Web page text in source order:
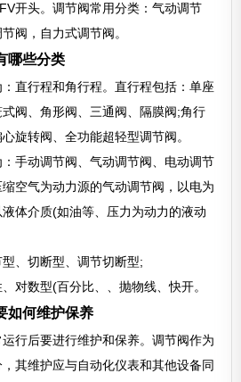
开头。调节阀常用分类：气动调节
阀，自力式调节阀。
哪些分类
直行程和角行程。直行程包括：单座
阀、角形阀、三通阀、隔膜阀;角行
旋转阀、全功能超轻型调节阀。
手动调节阀、气动调节阀、电动调节
空气为动力源的气动调节阀，以电为
体介质(如油等、压力为动力的液动
、切断型、调节切断型;
对数型(百分比、、抛物线、快开。
如何维护保养
行后要进行维护和保养。调节阀作为
其维护应与自动化仪表和其他设备同